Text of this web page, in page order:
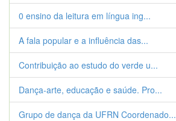
0 ensino da leitura em língua ing...
A fala popular e a influência das...
Contribuição ao estudo do verde u...
Dança-arte, educação e saúde. Pro...
Grupo de dança da UFRN Coordenado...